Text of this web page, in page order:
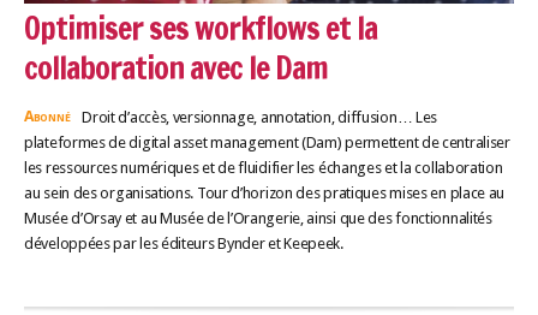
Optimiser ses workflows et la
collaboration avec le Dam
Abonné
Droit d’accès, versionnage, annotation, diffusion… Les
plateformes de digital asset management (Dam) permettent de centraliser
les ressources numériques et de fluidifier les échanges et la collaboration
au sein des organisations. Tour d’horizon des pratiques mises en place au
Musée d’Orsay et au Musée de l’Orangerie, ainsi que des fonctionnalités
développées par les éditeurs Bynder et Keepeek.